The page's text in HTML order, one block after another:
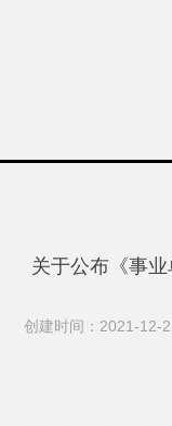
关于公布《事
创建时间：2021-12-